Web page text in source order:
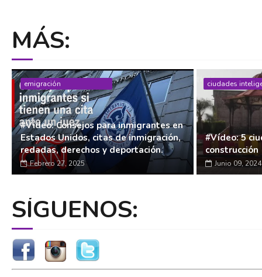
MÁS:
emigración
#Vídeo: Consejos para inmigrantes en
Estados Unidos, citas de inmigración,
redadas, derechos y deportación.
Febrero 27, 2025
ciudades
#Vídeo: 5
construcción
Junio 09, 2024
SÍGUENOS: